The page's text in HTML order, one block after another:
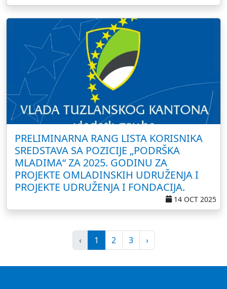
PRELIMINARNA RANG LISTA KORISNIKA
SREDSTAVA SA POZICIJE „PODRŠKA
MLADIMA“ ZA 2025. GODINU ZA
PROJEKTE OMLADINSKIH UDRUŽENJA I
PROJEKTE UDRUŽENJA I FONDACIJA.
14 OCT 2025
‹ 1 2 3 ›